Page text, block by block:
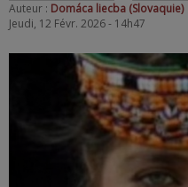
Auteur : Domáca liecba (Slovaquie)
Jeudi, 12 Févr. 2026 - 14h47